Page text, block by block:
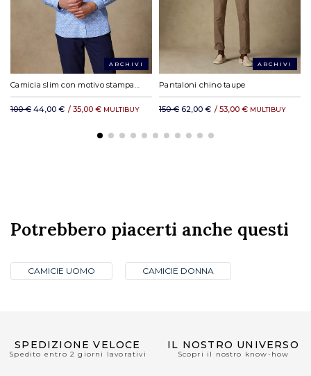
ARCHIVI
Camicia slim con motivo stampato Harold - Colletto con bottoni
100 € 44,00 € / 35,00 € MULTIBUY
ARCHIVI
Pantaloni chino taupe
150 € 62,00 € / 53,00 € MULTIBUY
Potrebbero piacerti anche questi
CAMICIE UOMO CAMICIE DONNA
SPEDIZIONE VELOCE
Spedito entro 2 giorni lavorativi
IL NOSTRO UNIVERSO
Scopri il nostro know-how